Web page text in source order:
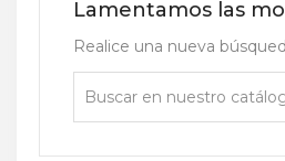
Lamentamos las
Realice una nueva